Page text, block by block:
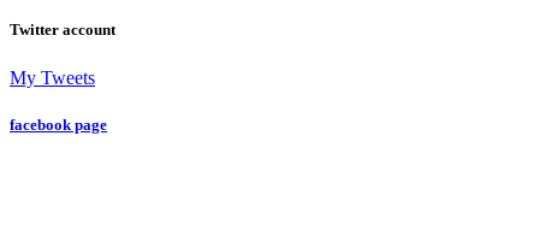
Twitter account
My Tweets
facebook page